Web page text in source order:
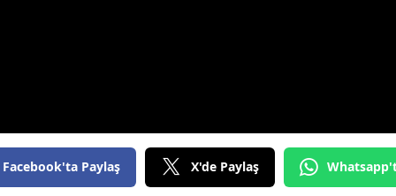
Erzurum
Eskişehir
Facebook'ta Paylaş X'de Paylaş